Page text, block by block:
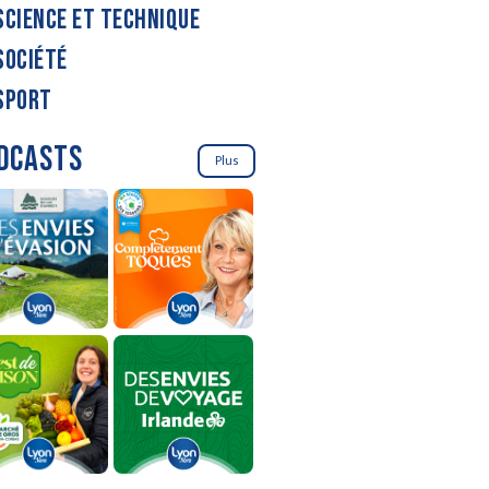
ET TECHNIQUE
Plus